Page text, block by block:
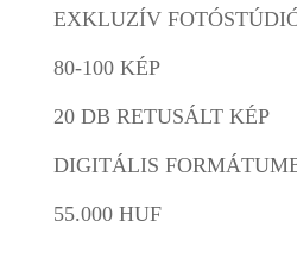
EXKLUZÍV
80-100 KÉP
20 DB RETUSÁLT KÉP
DIGITÁLIS
55.000 HUF